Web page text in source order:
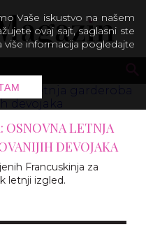
OSNOVNA LETNJA
DEVOJAKA
Francuskinja za
letnji izgled.
Vaše iskustvo na našem
ovaj sajt, saglasni ste
više informacija pogledajte